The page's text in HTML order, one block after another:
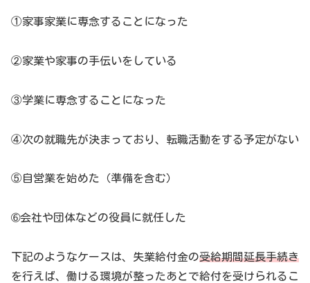
①家事家業に専念することになった
②家業や家事の手伝いをしている
③学業に専念することになった
④次の就職先が決まっており、転職活動をする予定がない
⑤自営業を始めた（準備を含む）
➅会社や団体などの役員に就任した
下記のようなケースは、失業給付金の受給期間延長手続き
を行えば、働ける環境が整ったあとで給付を受けられるこ